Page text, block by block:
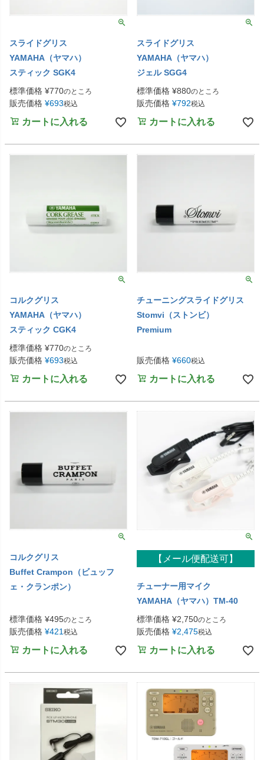
スライドグリス
YAMAHA（ヤマハ）
スティック SGK4
標準価格 ¥770のところ
販売価格 ¥693税込
カートに入れる
スライドグリス
YAMAHA（ヤマハ）
ジェル SGG4
標準価格 ¥880のところ
販売価格 ¥792税込
カートに入れる
コルクグリス
YAMAHA（ヤマハ）
スティック CGK4
標準価格 ¥770のところ
販売価格 ¥693税込
カートに入れる
チューニングスライドグリス
Stomvi（ストンビ）
Premium
販売価格 ¥660税込
カートに入れる
コルクグリス
Buffet Crampon（ビュッフ
ェ・クランポン）
標準価格 ¥495のところ
販売価格 ¥421税込
カートに入れる
【メール便配送可】
チューナー用マイク
YAMAHA（ヤマハ）TM-40
標準価格 ¥2,750のところ
販売価格 ¥2,475税込
カートに入れる